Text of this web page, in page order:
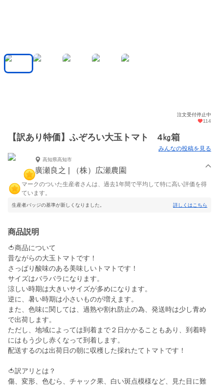
注文受付停止中
114
【訳あり特価】ふぞろい大玉トマト 4㎏箱
みんなの投稿を見る
高知県高知市
廣瀬良之 | （株）広瀬農園
マークのついた生産者さんは、過去1年間で平均して特に高い評価を得
ています。
生産者バッジの基準が新しくなりました。 詳しくはこちら
商品説明
🍅商品について
昔ながらの大玉トマトです！
さっぱり酸味のある美味しいトマトです！
サイズはバラバラになります。
涼しい時期は大きいサイズが多めになります。
逆に、暑い時期は小さいものが増えます。
また、色味に関しては、過熟や割れ防止の為、発送時は少し青め
で出荷します。
ただし、地域によっては到着まで２日かかることもあり、到着時
にはもう少し赤くなって到着します。
配送するのは出荷日の朝に収穫した採れたてトマトです！
🍅訳アリとは？
傷、変形、色むら、チャック果、白い斑点模様など、見た目に難